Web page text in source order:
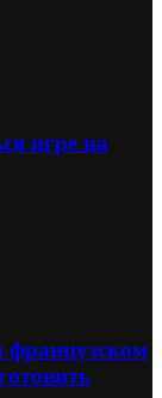
игре на
французском